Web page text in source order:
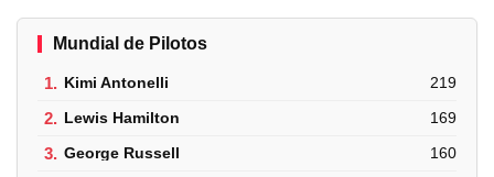
Mundial de Pilotos
1. Kimi Antonelli 219
2. Lewis Hamilton 169
3. George Russell 160